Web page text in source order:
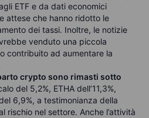
ETF e da dati economici
attese che hanno ridotto le
dei tassi. Inoltre, le notizie
venduto una piccola
contribuito ad aumentare la
crypto sono rimasti sotto
del 5,2%, ETHA dell’11,3%,
6,9%, a testimonianza della
rischio nel settore. Anche l’attività